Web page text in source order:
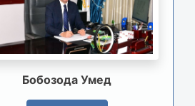
Бобозода Умед